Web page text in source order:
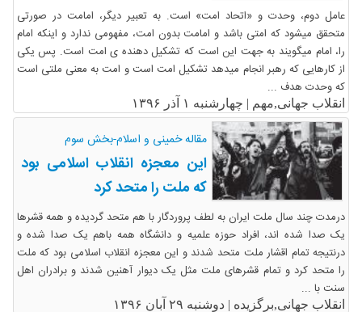
عامل دوم، وحدت و «اتحاد امت» است. به تعبیر دیگر، امامت در صورتی
متحقق میشود که امتی باشد و امامت بدون امت، مفهومی ندارد و اینکه امام
را، امام میگویند به جهت این است که تشکیل دهنده­ ی امت است. پس یکی
از کارهایی که رهبر انجام میدهد تشکیل امت است و امت به معنی ملتی است
که وحدت هدف ...
انقلاب جهانی,مهم | چهارشنبه ۱ آذر ۱۳۹۶
مقاله خمینی و اسلام-بخش سوم
این معجزه انقلاب اسلامی بود
که ملت را متحد کرد
درمدت چند سال ملت ایران به لطف پروردگار با هم متحد گردیده و همه قشرها
یک صدا شده اند، افراد حوزه علمیه و دانشگاه همه باهم یک صدا شده و
درنتیجه تمام اقشار ملت متحد شدند و این معجزه انقلاب اسلامی بود که ملت
را متحد کرد و تمام قشرهای ملت مثل یک دیوار آهنین شدند و برادران اهل
سنت با ...
انقلاب جهانی,برگزیده | دوشنبه ۲۹ آبان ۱۳۹۶